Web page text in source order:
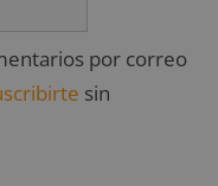
por correo
sin